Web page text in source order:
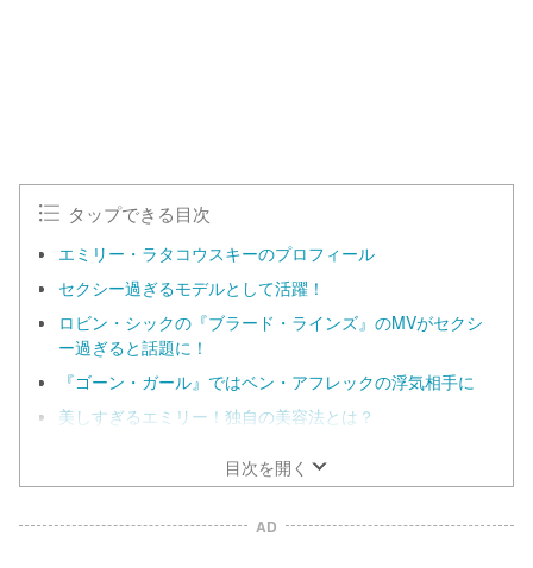
タップできる目次
エミリー・ラタコウスキーのプロフィール
セクシー過ぎるモデルとして活躍！
ロビン・シックの『ブラード・ラインズ』のMVがセクシ
ー過ぎると話題に！
『ゴーン・ガール』ではベン・アフレックの浮気相手に
美しすぎるエミリー！独自の美容法とは？
目次を開く
AD